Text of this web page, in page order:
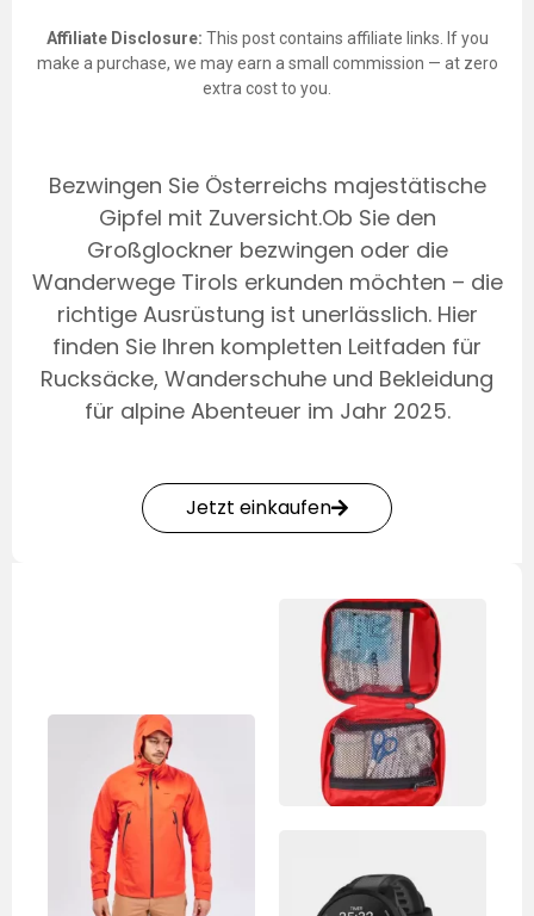
Affiliate Disclosure: This post contains affiliate links. If you
make a purchase, we may earn a small commission — at zero
extra cost to you.
Bezwingen Sie Österreichs majestätische
Gipfel mit Zuversicht.Ob Sie den
Großglockner bezwingen oder die
Wanderwege Tirols erkunden möchten – die
richtige Ausrüstung ist unerlässlich. Hier
finden Sie Ihren kompletten Leitfaden für
Rucksäcke, Wanderschuhe und Bekleidung
für alpine Abenteuer im Jahr 2025.
Jetzt einkaufen